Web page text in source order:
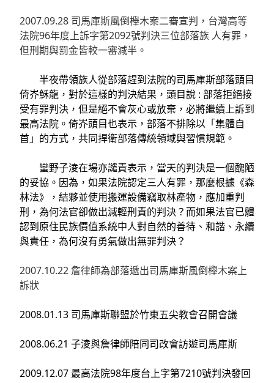
2007.09.28 司馬庫斯風倒櫸木案二審宣判，台灣高等
法院96年度上訴字第2092號判決三位部落族 人有罪，
但刑期與罰金皆較一審減半。
半夜帶領族人從部落趕到法院的司馬庫斯部落頭目
倚岕穌龍，對於這樣的判決結果，頭目說 : 部落拒絕接
受有罪判決，但是絕不會灰心或放棄，必將繼續上訴到
最高法院。倚岕頭目也表示，部落不排除以「集體自
首」的方式，共同捍衛部落傳統領域與習慣規範。
蠻野子淩在場亦譴責表示，當天的判決是一個醜陋
的妥協。因為，如果法院認定三人有罪，那麼根據《森
林法》，結夥並使用搬運設備竊取林產物，應加重判
刑，為何法官卻做出減輕刑責的判決？而如果法官已體
認到原住民族價值系統中人對自然的善待、和諧、永續
與責任，為何沒有勇氣做出無罪判決？
2007.10.22 詹律師為部落遞出司馬庫斯風倒櫸木案上
訴狀
2008.01.13 司馬庫斯聯盟於竹東五尖教會召開會議
2008.06.21 子淩與詹律師陪同司改會訪遊司馬庫斯
2009.12.07 最高法院98年度台上字第7210號判決發回